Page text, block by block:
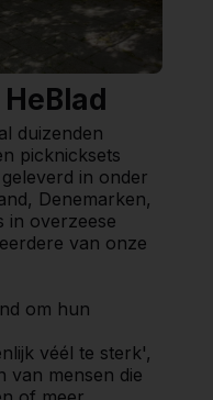
duizenden
picknicksets
in onder
Denemarken,
in overzeese
van onze
om hun
véél te sterk',
van mensen die